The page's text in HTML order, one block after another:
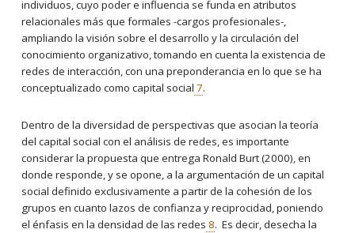
individuos, cuyo poder e influencia se funda en atributos
relacionales más que formales -cargos profesionales-,
ampliando la visión sobre el desarrollo y la circulación del
conocimiento organizativo, tomando en cuenta la existencia de
redes de interacción, con una preponderancia en lo que se ha
conceptualizado como capital social 7.
Dentro de la diversidad de perspectivas que asocian la teoría
del capital social con el análisis de redes, es importante
considerar la propuesta que entrega Ronald Burt (2000), en
donde responde, y se opone, a la argumentación de un capital
social definido exclusivamente a partir de la cohesión de los
grupos en cuanto lazos de confianza y reciprocidad, poniendo
el énfasis en la densidad de las redes 8. Es decir, desecha la